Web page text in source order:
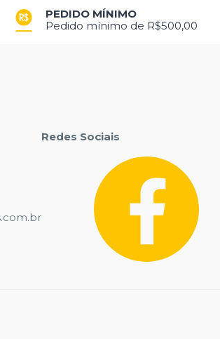
PEDIDO MÍNIMO
Pedido mínimo de R$500,00
Redes Sociais